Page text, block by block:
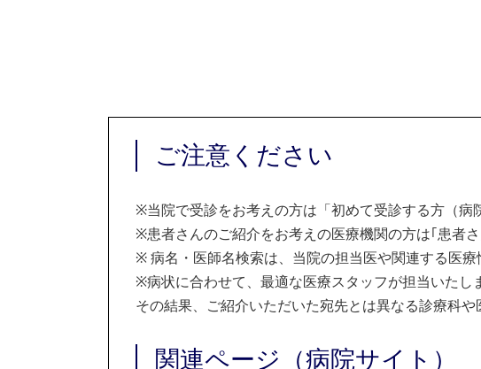
ご注意ください
※当院で受診をお考えの方は「初めて受診する方（病
※患者さんのご紹介をお考えの医療機関の方は｢患者
※病名・医師名検索は、当院の担当医や関連する医
※病状に合わせて、最適な医療スタッフが担当いたし
その結果、ご紹介いただいた宛先とは異なる診療科や
関連ページ（病院サイト）